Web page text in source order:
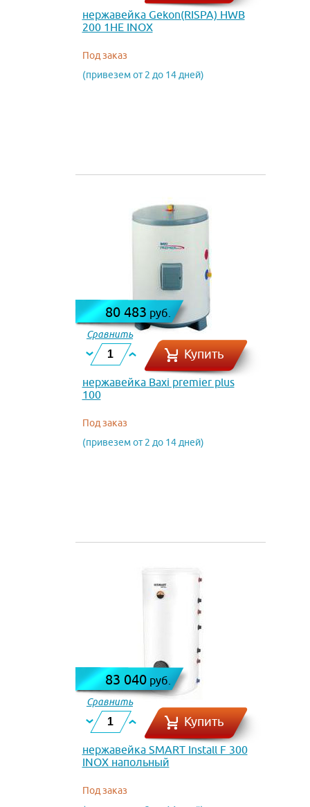
нержавейка Gekon(RISPA) HWB
200 1HE INOX
Под заказ
(привезем от 2 до 14 дней)
80 483 руб.
Сравнить
Купить
нержавейка Baxi premier plus
100
Под заказ
(привезем от 2 до 14 дней)
83 040руб.
Сравнить
Купить
нержавейка SMART Install F 300
INOX напольный
Под заказ